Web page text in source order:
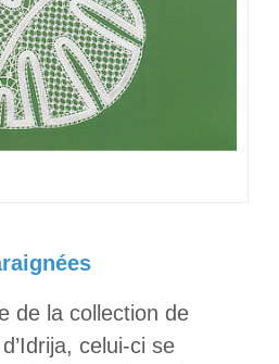
de la collection de
celui-ci se